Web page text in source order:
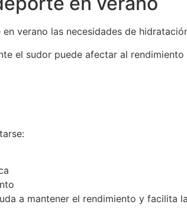
verano las necesidades de
el sudor puede afectar al
a mantener el rendimiento y facilita